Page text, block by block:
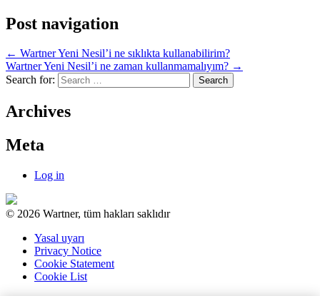
Post navigation
← Wartner Yeni Nesil’i ne sıklıkta kullanabilirim?
Wartner Yeni Nesil’i ne zaman kullanmamalıyım? →
Search for:
Archives
Meta
Log in
© 2026 Wartner, tüm hakları saklıdır
Yasal uyarı
Privacy Notice
Cookie Statement
Cookie List